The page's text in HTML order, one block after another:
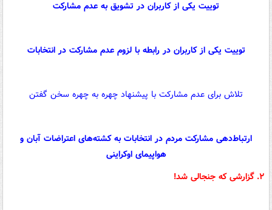
توییت یکی از کاربران در تشویق به عدم مشارکت
توییت یکی از کاربران در رابطه با لزوم عدم مشارکت در انتخابات
تلاش برای عدم مشارکت با پیشنهاد چهره به چهره سخن گفتن
ارتباط‌دهی مشارکت مردم در انتخابات به کشته‌های اعتراضات آبان و
هواپیمای اوکراینی
۲. گزارشی که جنجالی شد!